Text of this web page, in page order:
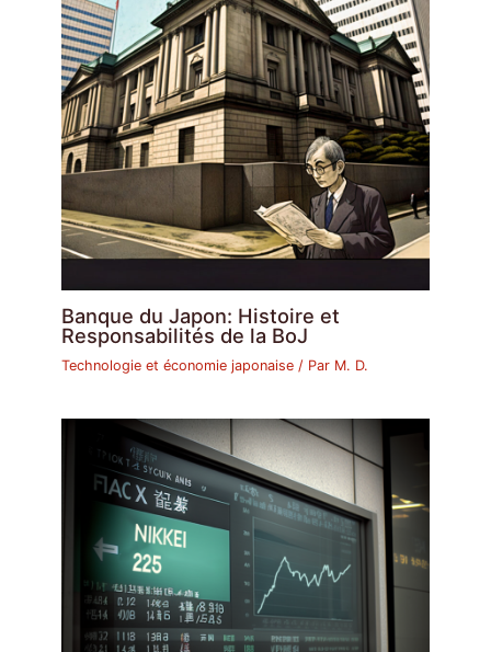
Banque du Japon: Histoire et
Responsabilités de la BoJ
Technologie et économie japonaise / Par M. D.